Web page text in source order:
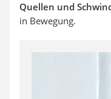
Quellen und
in Bewegung.